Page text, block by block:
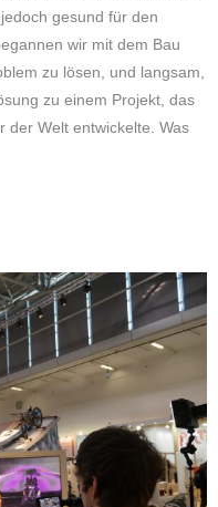
gesund für den
wir mit dem Bau
zu lösen, und langsam,
zu einem Projekt, das
der Welt entwickelte. Was